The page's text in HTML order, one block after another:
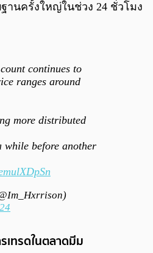
านครั้งใหญ่ในช่วง 24 ชั่วโมง
continues to
ranges around
more distributed
while before another
เทรดในตลาดมีม